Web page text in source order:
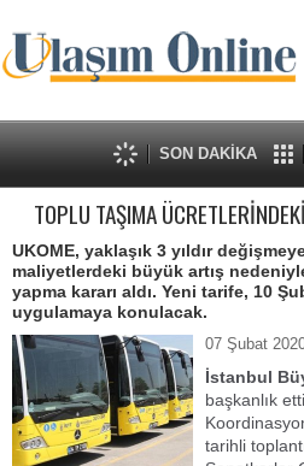
SON DAKİKA
TOPLU TAŞIMA
UKOME, yaklaşık 3 yıldır
maliyetlerdeki büyük artış
yapma kararı aldı. Yeni tarife, 10
uygulamaya konulacak.
07 Şubat
İstanbul
başkanlık
tarihli